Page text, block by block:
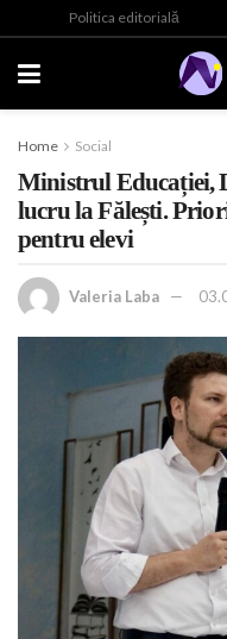
Politica editorială
Home Social
Ministrul Educației,
lucru la Fălești.
pentru elevi
Valeria Laba